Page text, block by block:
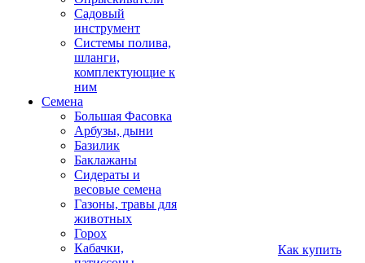
Садовый
инструмент
Системы полива,
шланги,
комплектующие к
ним
Семена
Большая Фасовка
Арбузы, дыни
Базилик
Баклажаны
Сидераты и
весовые семена
Газоны, травы для
животных
Горох
Кабачки,
Как купить